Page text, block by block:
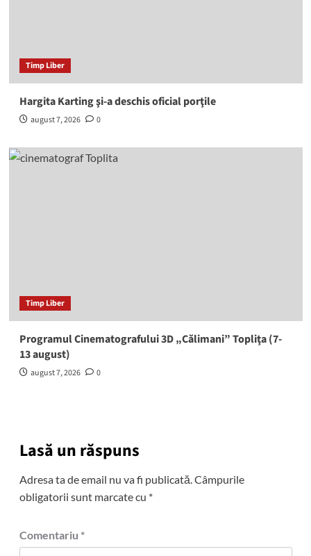
Timp Liber
Hargita Karting şi-a deschis oficial porţile
august 7, 2026 0
Timp Liber
Programul Cinematografului 3D „Călimani” Topliţa (7-
13 august)
august 7, 2026 0
Lasă un răspuns
Adresa ta de email nu va fi publicată. Câmpurile
obligatorii sunt marcate cu *
Comentariu *